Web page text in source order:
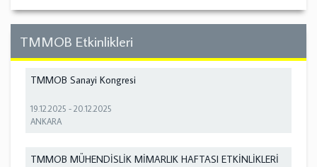
TMMOB Etkinlikleri
TMMOB Sanayi Kongresi
19.12.2025 -20.12.2025
ANKARA
TMMOB MÜHENDİSLİK MİMARLIK HAFTASI ETKİNLİKLERİ